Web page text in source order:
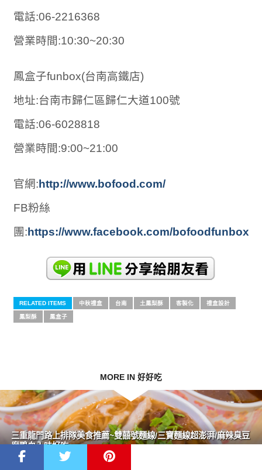
電話:06-2216368
營業時間:10:30~20:30
鳳盒子funbox(台南高鐵店)
地址:台南市歸仁區歸仁大道100號
電話:06-6028818
營業時間:9:00~21:00
官網:http://www.bofood.com/
FB粉絲
團:https://www.facebook.com/bofoodfunbox/
RELATED ITEMS 中秋禮盒 台南 土鳳梨酥 客製化 禮盒設計
鳳梨酥 鳳盒子
MORE IN 好好吃
三重龍門路上排隊美食推薦~雙囍號麵線/三寶麵線超澎湃/麻辣臭豆
腐鴨血入味好吃